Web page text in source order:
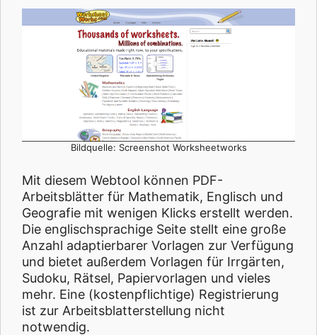
Bildquelle: Screenshot Worksheetworks
Mit diesem Webtool können PDF-
Arbeitsblätter für Mathematik, Englisch und
Geografie mit wenigen Klicks erstellt werden.
Die englischsprachige Seite stellt eine große
Anzahl adaptierbarer Vorlagen zur Verfügung
und bietet außerdem Vorlagen für Irrgärten,
Sudoku, Rätsel, Papiervorlagen und vieles
mehr. Eine (kostenpflichtige) Registrierung
ist zur Arbeitsblatterstellung nicht
notwendig.